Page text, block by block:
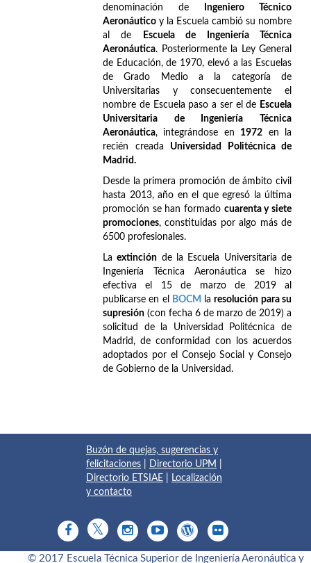
denominación de
Ingeniero Técnico
Aeronáutico y la Escuela cambió su nombre
al de
Escuela de Ingeniería Técnica
Aeronáutica. Posteriormente la Ley General
de Educación, de 1970, elevó a las Escuelas
de Grado Medio a la categoría de
Universitarias y consecuentemente el
nombre de Escuela paso a ser el de Escuela
Universitaria de Ingeniería Técnica
Aeronáutica, integrándose en 1972 en la
recién creada Universidad Politécnica de
Madrid.
Desde la primera promoción de ámbito civil
hasta 2013, año en el que egresó la última
promoción se han formado cuarenta y siete
promociones, constituidas por algo más de
6500 profesionales.
Laextinción de la Escuela Universitaria de
Ingeniería Técnica Aeronáutica se hizo
efectiva el 15 de marzo de 2019 al
publicarse en el
BOCM laresolución para su
supresión (con fecha 6 de marzo de 2019) a
solicitud de la Universidad Politécnica de
Madrid, de conformidad con los acuerdos
adoptados por el Consejo Social y Consejo
de Gobierno de la Universidad.
Buzón de quejas, sugerencias y
felicitaciones
Directorio UPM
Directorio ETSIAE
Localización
y contacto
© 2017 Escuela Técnica Superior de Ingeniería Aeronáutica y